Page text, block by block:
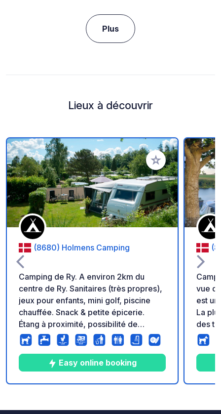
Plus
Lieux à découvrir
Ajouter à vos
(8680) Holmens Camping
Camping de Ry. A environ 2km du
centre de Ry. Sanitaires (très propres),
jeux pour enfants, mini golf, piscine
chauffée. Snack & petite épicerie.
Étang à proximité, possibilité de
pêcher. Très calme.
Easy online booking
vue
est
La
des